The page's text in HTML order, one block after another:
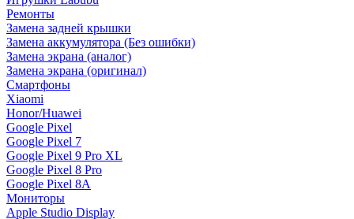
Ремонты
Замена задней крышки
Замена аккумулятора (Без ошибки)
Замена экрана (аналог)
Замена экрана (оригинал)
Смартфоны
Xiaomi
Honor/Huawei
Google Pixel
Google Pixel 7
Google Pixel 9 Pro XL
Google Pixel 8 Pro
Google Pixel 8A
Мониторы
Apple Studio Display